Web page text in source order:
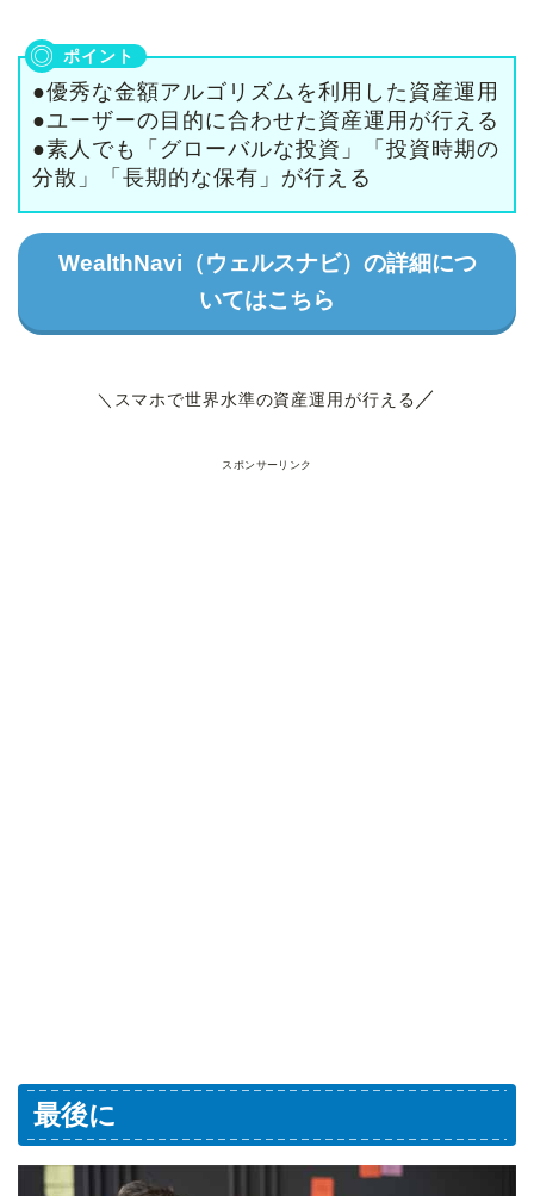
●優秀な金額アルゴリズムを利用した資産運用
●ユーザーの目的に合わせた資産運用が行える
●素人でも「グローバルな投資」「投資時期の
分散」「長期的な保有」が行える
WealthNavi（ウェルスナビ）の詳細につ
いてはこちら
＼スマホで世界水準の資産運用が行える ／
スポンサーリンク
最後に